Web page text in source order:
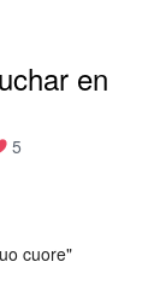
en
5
cuore"